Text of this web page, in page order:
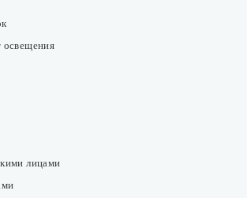
освещения
лицами